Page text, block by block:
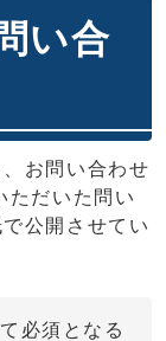
い合
お問い合わせ
ただいた問い
公開させてい
必須となる